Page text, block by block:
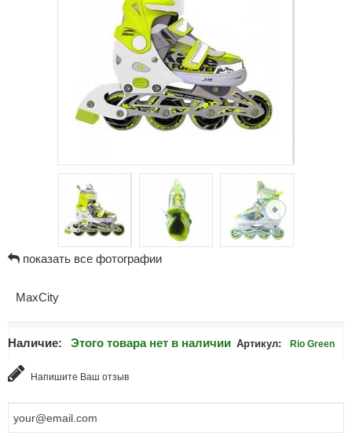
показать все фотографии
MaxCity
Наличие: Этого товара нет в наличии Артикул: Rio Green
Напишите Ваш отзыв